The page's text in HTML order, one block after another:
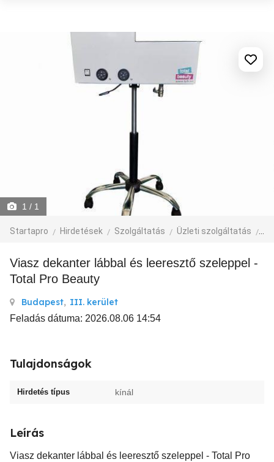
1 / 1
Startapro Hirdetések Szolgáltatás Üzleti szolgáltatás
Viasz dekanter lábbal és leeresztő szeleppel -
Total Pro Beauty
Budapest, III. kerület
Feladás dátuma: 2026.08.06 14:54
Tulajdonságok
Hirdetés típus kínál
Leírás
Viasz dekanter lábbal és leeresztő szeleppel - Total Pro